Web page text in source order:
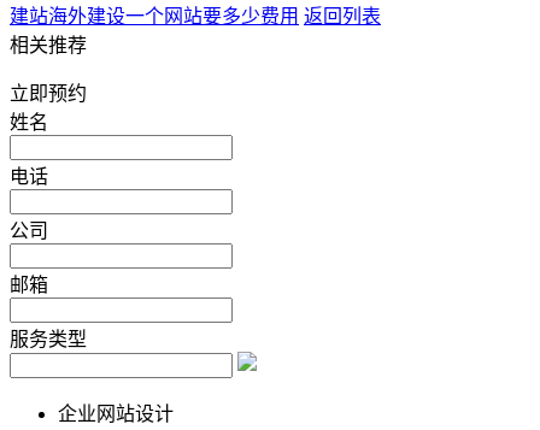
建站海外建设一个网站要多少费用 返回列表
相关推荐
立即预约
姓名
电话
公司
邮箱
服务类型
企业网站设计